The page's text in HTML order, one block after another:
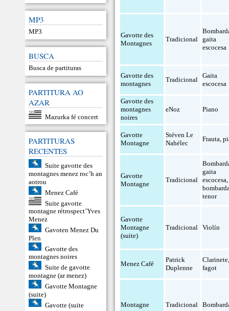
MP3
MP3
BUSCA
Busca de partituras
PARTITURA AO
AZAR
Mazurka fé concert
PARTITURAS
RECENTES
Suite gavotte des
montagnes menez roc’h an
aotrou
Menez Café
Suite gavotte
montagne rétrospect’Yves
Menez
Gavoten Menez Du
Plen
Gavotte des
montagnes noires
Suite de gavotte
montagne (ar menez)
Gavotte Montagne
(suite)
Gavotte (suite
Gavotte des
Montagnes
Tradicional
gaita
escocesa
Gavotte des
montagnes
Tradicional
Gaita
escocesa
Gavotte des
montagnes
noires
eNoz Piano
Gavotte
Montagne
Stéven Le
Nahélec
Frauta,
Gavotte
Montagne
Tradicional
gaita
escocesa,
tenor
Gavotte
Montagne
(suite)
Tradicional Violín
Menez Café
Patrick
Duplenne
Clarinete
fagot
Montagne Tradicional